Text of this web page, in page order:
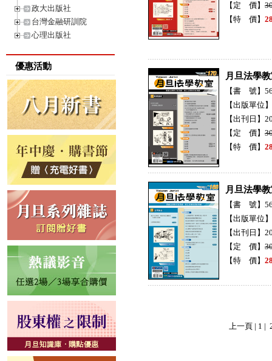
政大出版社
台灣金融研訓院
心理出版社
優惠活動
【定 價】
【特 價】
月旦法學
【書 號】
【出版單位
【出刊日】
【定 價】
【特 價】
月旦法學
【書 號】
【出版單位
【出刊日】
【定 價】
【特 價】
上一頁 | 1 |